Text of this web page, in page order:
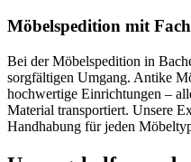
Möbelspedition mit
Bei der Möbelspedition in
sorgfältigen Umgang. Antike
hochwertige Einrichtungen –
Material transportiert. Unsere
Handhabung für jeden